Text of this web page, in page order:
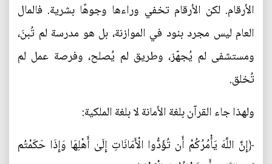
الأرقام. لكن الأرقام تخفي وراءها وجوهًا بشرية. فالمال
العام ليس مجرد بنود في الموازنة، بل هو مدرسة لم تُبنَ،
ومستشفى لم يُجهّز، وطريق لم يُصلح، وفرصة عمل لم
تُخلق.
ولهذا جاء القرآن بلغة الأمانة لا بلغة الملكية:
﴿إِنَّ اللَّهَ يَأْمُرُكُمْ أَن تُؤَدُّوا الْأَمَانَاتِ إِلَىٰ أَهْلِهَا وَإِذَا حَكَمْتُم